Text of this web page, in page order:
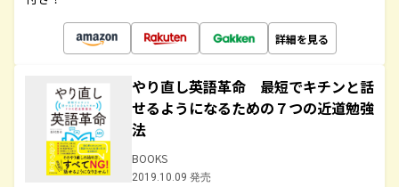
詳細を見る
やり直し英語革命 最短でキチンと話
せるようになるための７つの近道勉強
法
BOOKS
2019.10.09 発売